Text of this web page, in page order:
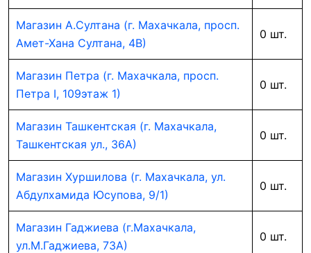
Магазин А.Султана (г. Махачкала, просп.
Амет-Хана Султана, 4В)
0 шт.
Магазин Петра (г. Махачкала, просп.
Петра I, 109этаж 1)
0 шт.
Магазин Ташкентская (г. Махачкала,
Ташкентская ул., 36А)
0 шт.
Магазин Хуршилова (г. Махачкала, ул.
Абдулхамида Юсупова, 9/1)
0 шт.
Магазин Гаджиева (г.Махачкала,
ул.М.Гаджиева, 73А)
0 шт.